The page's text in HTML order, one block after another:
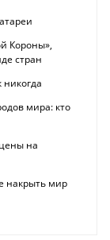
Короны»,
стран
мира: кто
на
накрыть мир